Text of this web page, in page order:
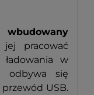
pracować
w
odbywa się
USB.